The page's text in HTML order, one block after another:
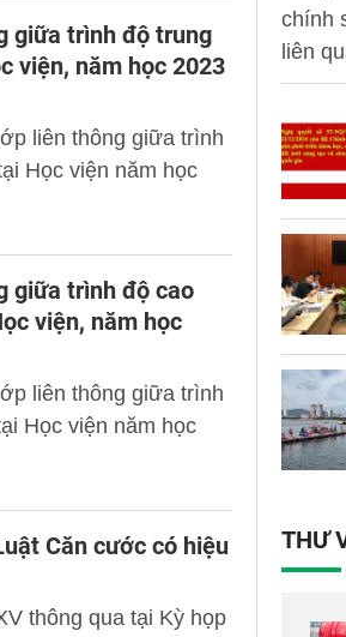
giữa trình độ trung
viện, năm học 2023
liên thông giữa trình
Học viện năm học
giữa trình độ cao
viện, năm học
liên thông giữa trình
Học viện năm học
Căn cước có hiệu
thông qua tại Kỳ họp
chính
liên
và
tạo
THƯ